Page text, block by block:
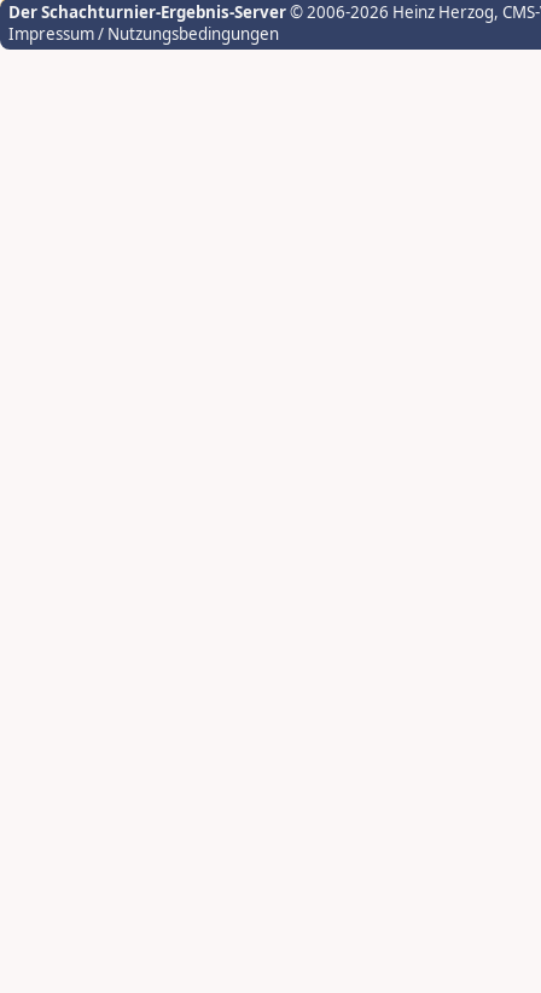
Der Schachturnier-Ergebnis-Server© 2006-2026 Heinz Herzog,
Impressum / Nutzungsbedingungen